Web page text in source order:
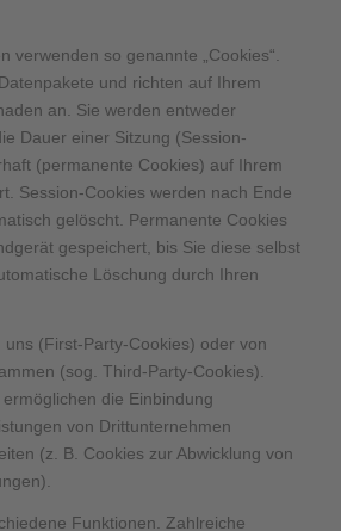
verwenden so genannte „Cookies“.
und richten auf Ihrem
an. Sie werden entweder
Dauer einer Sitzung (Session-
(permanente Cookies) auf Ihrem
Session-Cookies werden nach Ende
gelöscht. Permanente Cookies
gespeichert, bis Sie diese selbst
Löschung durch Ihren
uns (First-Party-Cookies) oder von
(sog. Third-Party-Cookies).
die Einbindung
von Drittunternehmen
(z. B. Cookies zur Abwicklung von
Funktionen. Zahlreiche